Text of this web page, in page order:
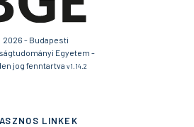
2026 - Budapesti
Egyetem -
jog fenntartva v1.14.2
LINKEK